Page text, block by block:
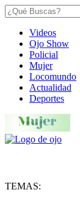
Videos
Ojo Show
Policial
Mujer
Locomundo
Actualidad
Deportes
TEMAS: